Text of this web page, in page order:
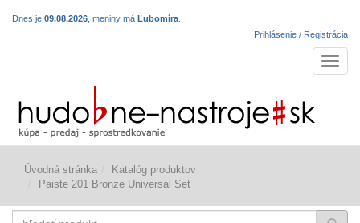
Dnes je 09.08.2026 , meniny má Ľubomíra
Prihlásenie / Registrácia
Úvodná stránka
Katalóg produktov
Paiste 201 Bronze Universal Set